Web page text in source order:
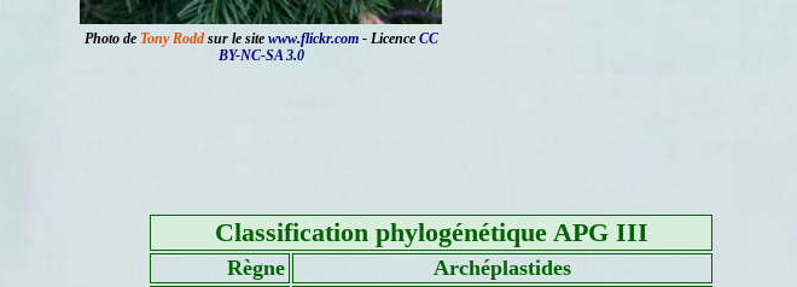
Photo de Tony Roddsur le site www.flickr.com- Licence CC
BY-NC-SA 3.0
Classification phylogénétique APG III
Règne
Archéplastides